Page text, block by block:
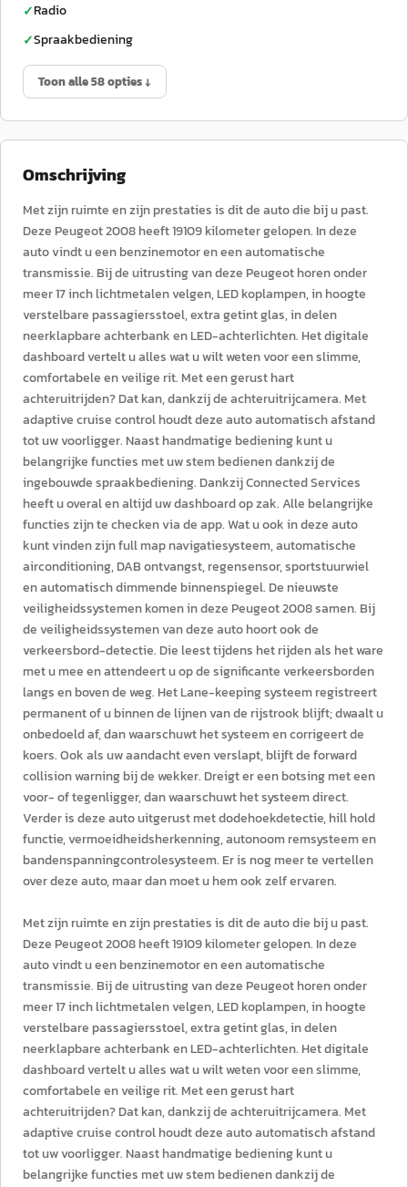
✓Radio
✓Spraakbediening
Toon alle 58 opties ↓
Omschrijving
Met zijn ruimte en zijn prestaties is dit de auto die bij u past.
Deze Peugeot 2008 heeft 19109 kilometer gelopen. In deze
auto vindt u een benzinemotor en een automatische
transmissie. Bij de uitrusting van deze Peugeot horen onder
meer 17 inch lichtmetalen velgen, LED koplampen, in hoogte
verstelbare passagiersstoel, extra getint glas, in delen
neerklapbare achterbank en LED-achterlichten. Het digitale
dashboard vertelt u alles wat u wilt weten voor een slimme,
comfortabele en veilige rit. Met een gerust hart
achteruitrijden? Dat kan, dankzij de achteruitrijcamera. Met
adaptive cruise control houdt deze auto automatisch afstand
tot uw voorligger. Naast handmatige bediening kunt u
belangrijke functies met uw stem bedienen dankzij de
ingebouwde spraakbediening. Dankzij Connected Services
heeft u overal en altijd uw dashboard op zak. Alle belangrijke
functies zijn te checken via de app. Wat u ook in deze auto
kunt vinden zijn full map navigatiesysteem, automatische
airconditioning, DAB ontvangst, regensensor, sportstuurwiel
en automatisch dimmende binnenspiegel. De nieuwste
veiligheidssystemen komen in deze Peugeot 2008 samen. Bij
de veiligheidssystemen van deze auto hoort ook de
verkeersbord-detectie. Die leest tijdens het rijden als het ware
met u mee en attendeert u op de significante verkeersborden
langs en boven de weg. Het Lane-keeping systeem registreert
permanent of u binnen de lijnen van de rijstrook blijft; dwaalt u
onbedoeld af, dan waarschuwt het systeem en corrigeert de
koers. Ook als uw aandacht even verslapt, blijft de forward
collision warning bij de wekker. Dreigt er een botsing met een
voor- of tegenligger, dan waarschuwt het systeem direct.
Verder is deze auto uitgerust met dodehoekdetectie, hill hold
functie, vermoeidheidsherkenning, autonoom remsysteem en
bandenspanningcontrolesysteem. Er is nog meer te vertellen
over deze auto, maar dan moet u hem ook zelf ervaren.
Met zijn ruimte en zijn prestaties is dit de auto die bij u past.
Deze Peugeot 2008 heeft 19109 kilometer gelopen. In deze
auto vindt u een benzinemotor en een automatische
transmissie. Bij de uitrusting van deze Peugeot horen onder
meer 17 inch lichtmetalen velgen, LED koplampen, in hoogte
verstelbare passagiersstoel, extra getint glas, in delen
neerklapbare achterbank en LED-achterlichten. Het digitale
dashboard vertelt u alles wat u wilt weten voor een slimme,
comfortabele en veilige rit. Met een gerust hart
achteruitrijden? Dat kan, dankzij de achteruitrijcamera. Met
adaptive cruise control houdt deze auto automatisch afstand
tot uw voorligger. Naast handmatige bediening kunt u
belangrijke functies met uw stem bedienen dankzij de